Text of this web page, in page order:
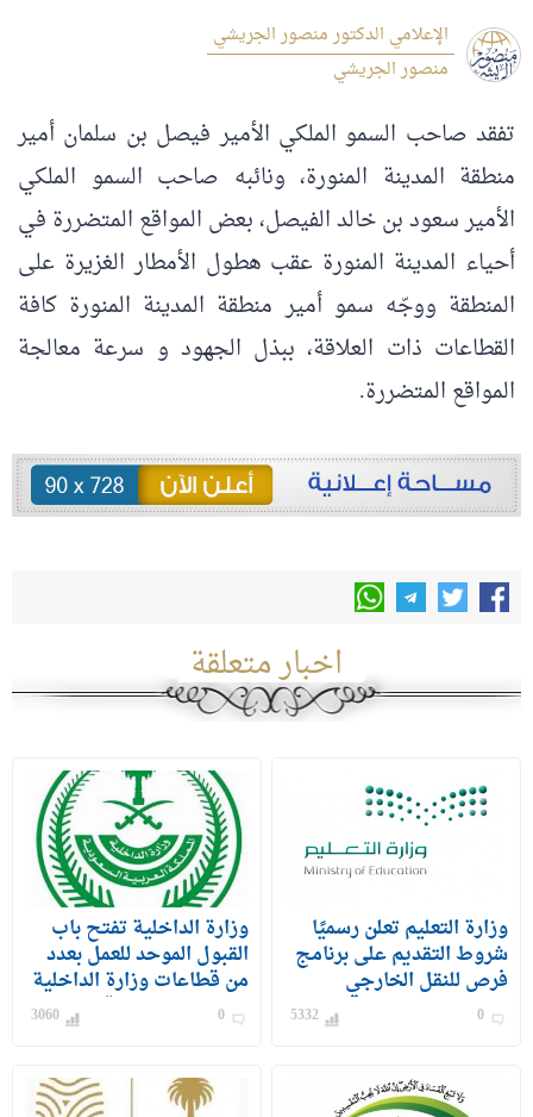
الإعلامي الدكتور منصور الجريشي
منصور الجريشي
‏تفقد صاحب السمو الملكي الأمير فيصل بن سلمان أمير
منطقة المدينة المنورة، ونائبه صاحب السمو الملكي
الأمير ‎سعود بن خالد الفيصل، بعض المواقع المتضررة في
أحياء ‎المدينة المنورة عقب هطول الأمطار الغزيرة على
المنطقة ووجّه سمو أمير منطقة المدينة المنورة كافة
القطاعات ذات العلاقة، ببذل الجهود و سرعة معالجة
المواقع المتضررة.
اخبار متعلقة
وزارة التعليم تعلن رسميًا
شروط التقديم على برنامج
فرص للنقل الخارجي
للمعلمين والمعلمات
0
5332
وزارة الداخلية تفتح باب
القبول الموحد للعمل بعدد
من قطاعات وزارة الداخلية
على رتبة وكيل رقيب –
جندي) للرجال
0
3060